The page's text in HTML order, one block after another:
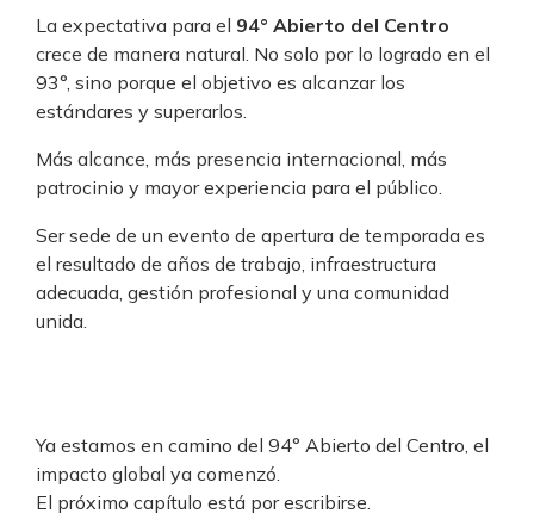
La expectativa para el 94° Abierto del Centro
crece de manera natural. No solo por lo logrado en el
93°, sino porque el objetivo es alcanzar los
estándares y superarlos.
Más alcance, más presencia internacional, más
patrocinio y mayor experiencia para el público.
Ser sede de un evento de apertura de temporada es
el resultado de años de trabajo, infraestructura
adecuada, gestión profesional y una comunidad
unida.
Ya estamos en camino del 94° Abierto del Centro, el
impacto global ya comenzó.
El próximo capítulo está por escribirse.